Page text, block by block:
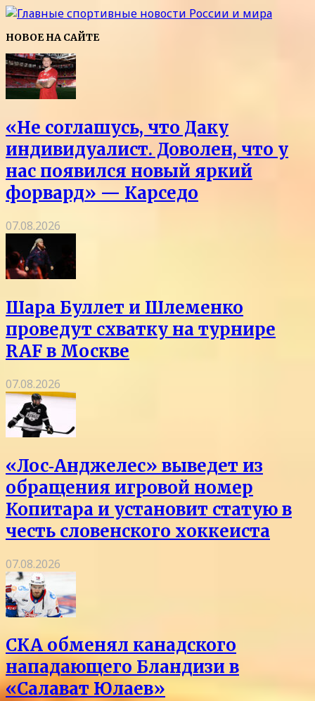
НОВОЕ НА САЙТЕ
«Не соглашусь, что Даку
индивидуалист. Доволен, что у
нас появился новый яркий
форвард» — Карседо
07.08.2026
Шара Буллет и Шлеменко
проведут схватку на турнире
RAF в Москве
07.08.2026
«Лос‑Анджелес» выведет из
обращения игровой номер
Копитара и установит статую в
честь словенского хоккеиста
07.08.2026
СКА обменял канадского
нападающего Бландизи в
«Салават Юлаев»